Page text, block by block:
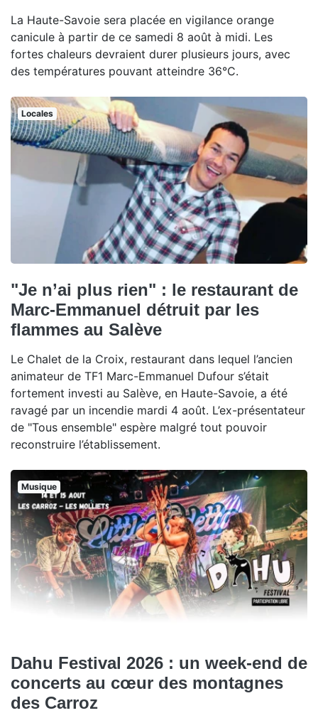
La Haute-Savoie sera placée en vigilance orange
canicule à partir de ce samedi 8 août à midi. Les
fortes chaleurs devraient durer plusieurs jours, avec
des températures pouvant atteindre 36°C.
Locales
"Je n’ai plus rien" : le restaurant de
Marc-Emmanuel détruit par les
flammes au Salève
Le Chalet de la Croix, restaurant dans lequel l’ancien
animateur de TF1 Marc-Emmanuel Dufour s’était
fortement investi au Salève, en Haute-Savoie, a été
ravagé par un incendie mardi 4 août. L’ex-présentateur
de "Tous ensemble" espère malgré tout pouvoir
reconstruire l’établissement.
Musique
Dahu Festival 2026 : un week-end de
concerts au cœur des montagnes
des Carroz